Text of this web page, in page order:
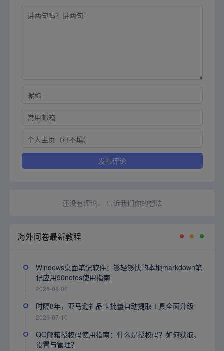
还没有评论， 告诉我们你的想法
海外问卷最新教程
Windows桌面笔记软件：够轻够快的本地markdown笔
记应用90notes使用指南
2026-08-06
时隔8年，亚马逊礼品卡批量自动提取工具全面升级
2026-07-10
QQ邮箱授权码使用指南：什么是授权码？如何获取、
设置与管理？